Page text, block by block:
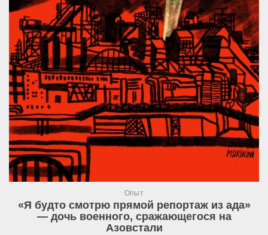
Опыт
«Я будто смотрю прямой репортаж из ада»
— дочь военного, сражающегося на
Азовстали